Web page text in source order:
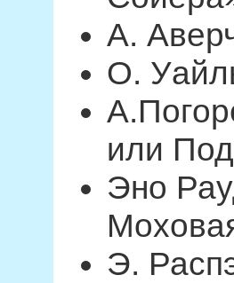
А.
О.
или
Эно
Э.